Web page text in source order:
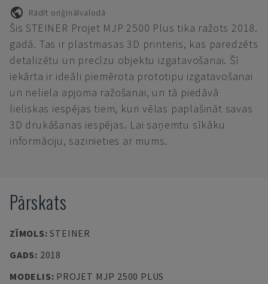
Rādīt oriģinālvalodā
Šis STEINER Projet MJP 2500 Plus tika ražots 2018.
gadā. Tas ir plastmasas 3D printeris, kas paredzēts
detalizētu un precīzu objektu izgatavošanai. Šī
iekārta ir ideāli piemērota prototipu izgatavošanai
un neliela apjoma ražošanai, un tā piedāvā
lieliskas iespējas tiem, kuri vēlas paplašināt savas
3D drukāšanas iespējas. Lai saņemtu sīkāku
informāciju, sazinieties ar mums.
Pārskats
ZĪMOLS:STEINER
GADS: 2018
MODELIS: PROJET MJP 2500 PLUS